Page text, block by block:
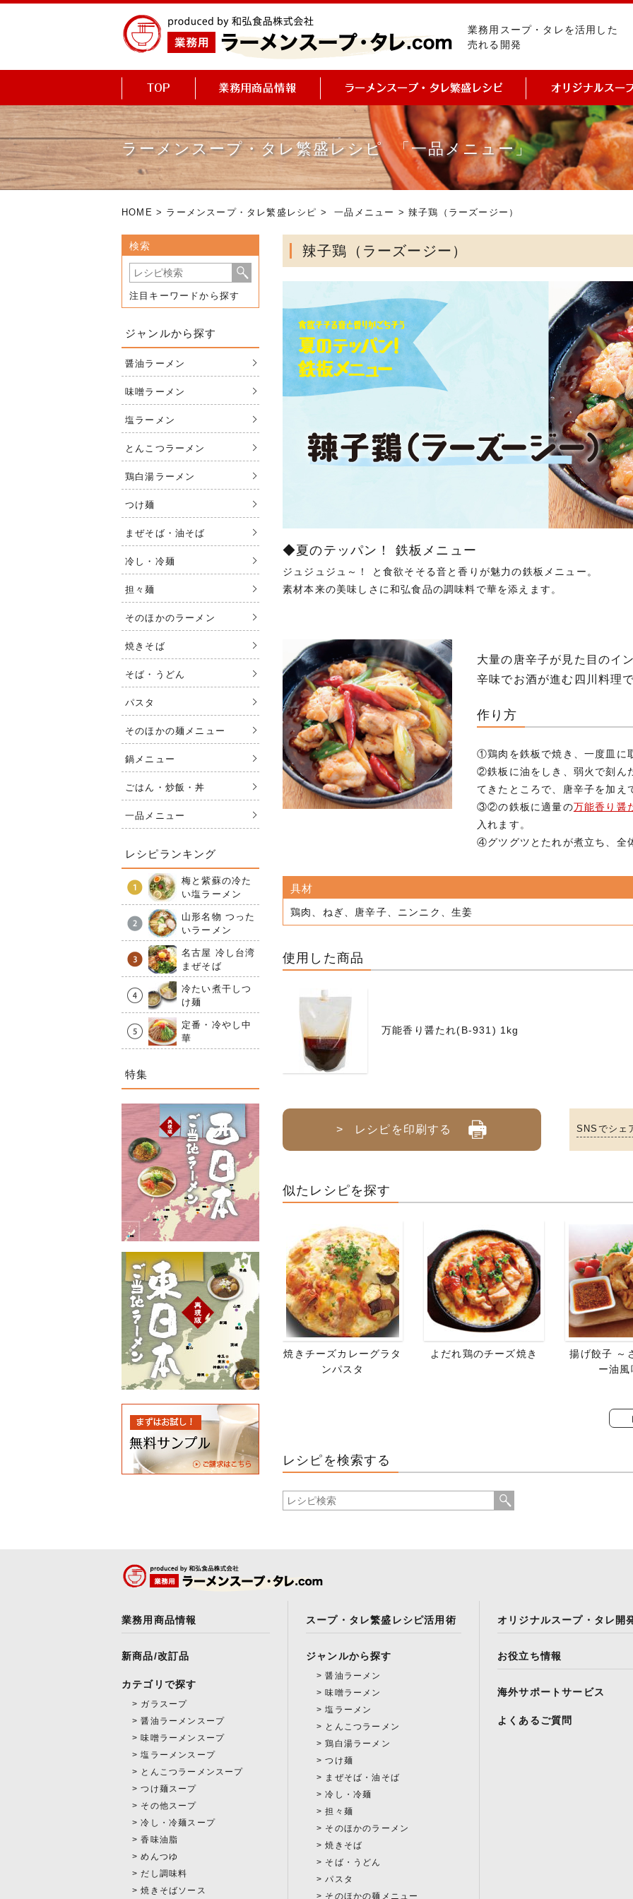
業務用スープ・タレを活用した
売れる開発
ラーメンスープ・タレ繁盛レシピ 「一品メニュー」
HOME > ラーメンスープ・タレ繁盛レシピ >一品メニュー > 辣子鶏（ラーズージー）
辣子鶏（ラーズージー）
◆夏のテッパン！ 鉄板メニュー
ジュジュジュ～！ と食欲そそる音と香りが魅力の鉄板メニュー。
素材本来の美味しさに和弘食品の調味料で華を添えます。
大量の唐辛子が見た目のイ
辛味でお酒が進む四川料理
作り方
①鶏肉を鉄板で焼き、一度皿に
②鉄板に油をしき、弱火で刻ん
てきたところで、唐辛子を加え
③②の鉄板に適量の万能香り醤
入れます。
④グツグツとたれが煮立ち、全
具材
鶏肉、ねぎ、唐辛子、ニンニク、生姜
使用した商品
万能香り醤たれ(B-931) 1kg
> レシピを印刷する SNSでシェ
似たレシピを探す
焼きチーズカレーグラタ
ンパスタ
よだれ鶏のチーズ焼き
揚げ餃子 ～
ー油風
レシピを検索する
検索
注目キーワードから探す
ジャンルから探す
醤油ラーメン
味噌ラーメン
塩ラーメン
とんこつラーメン
鶏白湯ラーメン
つけ麺
まぜそば・油そば
冷し・冷麺
担々麺
そのほかのラーメン
焼きそば
そば・うどん
パスタ
そのほかの麺メニュー
鍋メニュー
ごはん・炒飯・丼
一品メニュー
レシピランキング
梅と紫蘇の冷た
い塩ラーメン
山形名物 つった
いラーメン
名古屋 冷し台湾
まぜそば
冷たい煮干しつ
け麺
定番・冷やし中
華
特集
業務用商品情報
新商品/改訂品
カテゴリで探す
ガラスープ
醤油ラーメンスープ
味噌ラーメンスープ
塩ラーメンスープ
とんこつラーメンスープ
つけ麺スープ
その他スープ
冷し・冷麺スープ
香味油脂
めんつゆ
だし調味料
焼きそばソース
スープ・タレ繁盛レシピ活用術
ジャンルから探す
醤油ラーメン
味噌ラーメン
塩ラーメン
とんこつラーメン
鶏白湯ラーメン
つけ麺
まぜそば・油そば
冷し・冷麺
担々麺
そのほかのラーメン
焼きそば
そば・うどん
パスタ
そのほかの麺メニュー
オリジナルスープ・タレ開
お役立ち情報
海外サポートサービス
よくあるご質問